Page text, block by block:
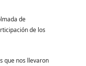
de
de los
que nos llevaron